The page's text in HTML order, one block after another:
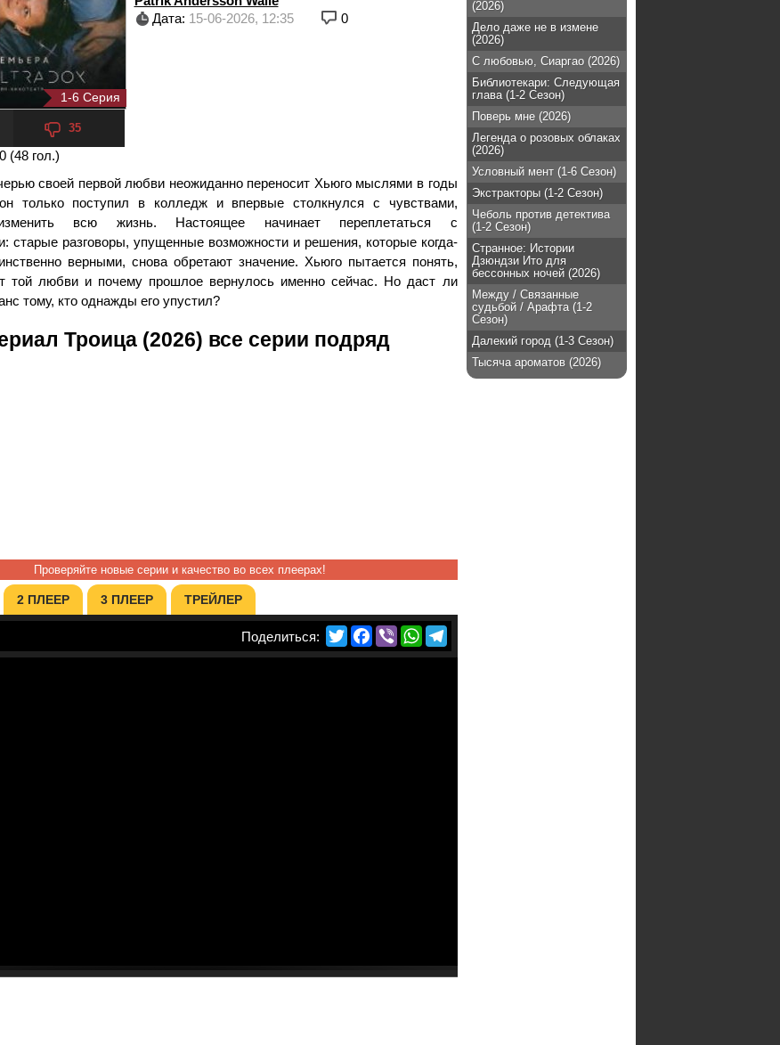
(2026)
Дело даже не в измене
(2026)
С любовью, Сиаргао (2026)
Библиотекари: Следующая
глава (1-2 Сезон)
Поверь мне (2026)
Легенда о розовых облаках
(2026)
Условный мент (1-6 Сезон)
Экстракторы (1-2 Сезон)
Чеболь против детектива
(1-2 Сезон)
Странное: Истории
Дзюндзи Ито для
бессонных ночей (2026)
Между / Связанные
судьбой / Арафта (1-2
Сезон)
Далекий город (1-3 Сезон)
Тысяча ароматов (2026)
1-6 Серия
35
(48гол.)
Дата: 15-06-2026, 12:35 0
своей первой любви неожиданно переносит Хьюго мыслями в годы
только поступил в колледж и впервые столкнулся с чувствами,
всю жизнь. Настоящее начинает переплетаться с
старые разговоры, упущенные возможности и решения, которые когда-
верными, снова обретают значение. Хьюго пытается понять,
той любви и почему прошлое вернулось именно сейчас. Но даст ли
тому, кто однажды его упустил?
Троица (2026) все серии подряд
Проверяйте новые серии и качество во всех плеерах!
2 ПЛЕЕР 3 ПЛЕЕР ТРЕЙЛЕР
TwitterFacebook
ViberWhatsApp
Telegram